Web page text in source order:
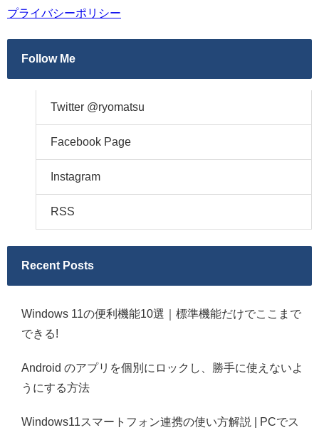
プライバシーポリシー
Follow Me
Twitter @ryomatsu
Facebook Page
Instagram
RSS
Recent Posts
Windows 11の便利機能10選｜標準機能だけでここまで
できる!
Android のアプリを個別にロックし、勝手に使えないよ
うにする方法
Windows11スマートフォン連携の使い方解説 | PCでス